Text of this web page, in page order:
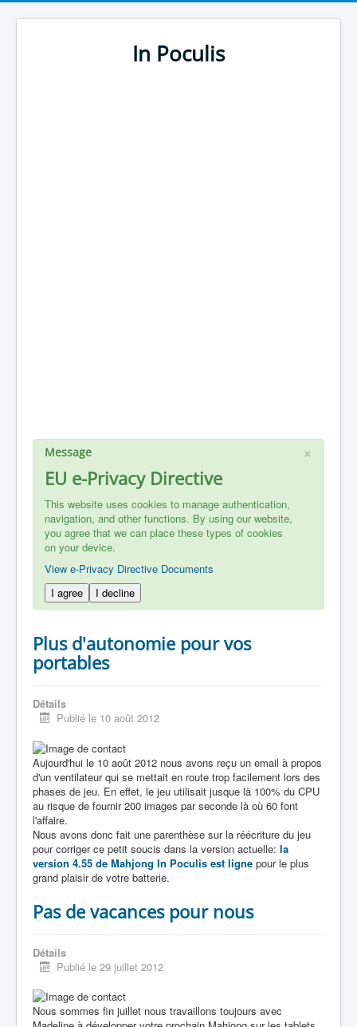
In Poculis
×
Message
EU e-Privacy Directive
This website uses cookies to manage authentication,
navigation, and other functions. By using our website,
you agree that we can place these types of cookies
on your device.
View e-Privacy Directive Documents
I agree
I decline
Plus d'autonomie pour vos
portables
Détails
Publié le 10 août 2012
Aujourd'hui le 10 août 2012 nous avons reçu un email à propos
d'un ventilateur qui se mettait en route trop facilement lors des
phases de jeu. En effet, le jeu utilisait jusque là 100% du CPU
au risque de fournir 200 images par seconde là où 60 font
l'affaire.
Nous avons donc fait une parenthèse sur la réécriture du jeu
pour corriger ce petit soucis dans la version actuelle: la
version 4.55 de Mahjong In Poculis est ligne pour le plus
grand plaisir de votre batterie.
Pas de vacances pour nous
Détails
Publié le 29 juillet 2012
Nous sommes fin juillet nous travaillons toujours avec